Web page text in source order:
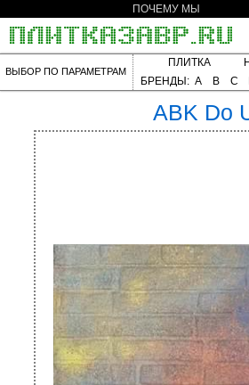
ПОЧЕМУ МЫ
ВЫБОР ПО ПАРАМЕТРАМ
ПЛИТКА
БРЕНДЫ: A B C
ABK Do